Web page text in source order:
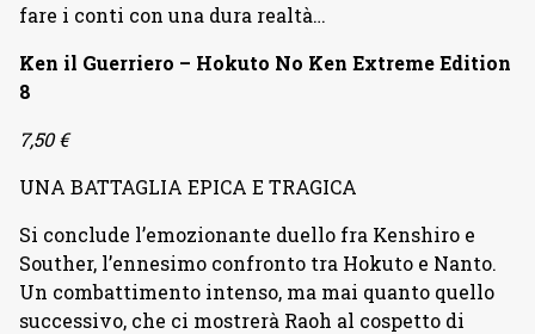
fare i conti con una dura realtà…
Ken il Guerriero – Hokuto No Ken Extreme Edition
8
7,50 €
UNA BATTAGLIA EPICA E TRAGICA
Si conclude l’emozionante duello fra Kenshiro e
Souther, l’ennesimo confronto tra Hokuto e Nanto.
Un combattimento intenso, ma mai quanto quello
successivo, che ci mostrerà Raoh al cospetto di